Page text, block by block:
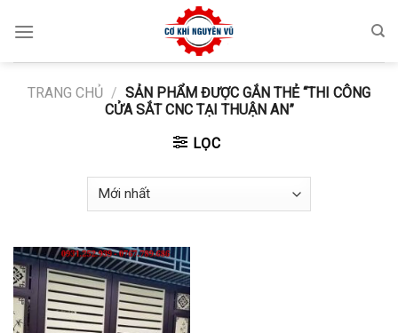
TRANG CHỦ / SẢN PHẨM ĐƯỢC GẮN THẺ “THI CÔNG
CỬA SẮT CNC TẠI THUẬN AN”
LỌC